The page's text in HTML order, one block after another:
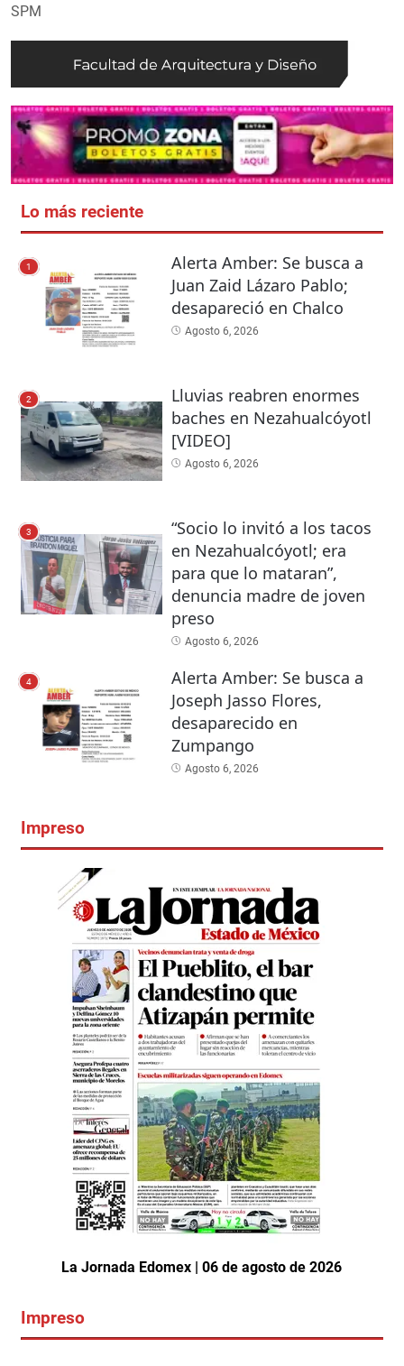
SPM
Lo más reciente
1
Alerta Amber: Se busca a
Juan Zaid Lázaro Pablo;
desapareció en Chalco
Agosto 6, 2026
2
Lluvias reabren enormes
baches en Nezahualcóyotl
[VIDEO]
Agosto 6, 2026
3
“Socio lo invitó a los tacos
en Nezahualcóyotl; era
para que lo mataran”,
denuncia madre de joven
preso
Agosto 6, 2026
4
Alerta Amber: Se busca a
Joseph Jasso Flores,
desaparecido en
Zumpango
Agosto 6, 2026
Impreso
La Jornada Edomex | 06 de agosto de 2026
Impreso